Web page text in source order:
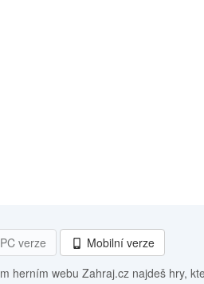
PC verze
Mobilní verze
herním webu Zahraj.cz najdeš hry,